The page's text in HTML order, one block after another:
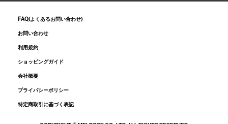
FAQ(よくあるお問い合わせ)
お問い合わせ
利用規約
ショッピングガイド
会社概要
プライバシーポリシー
特定商取引に基づく表記